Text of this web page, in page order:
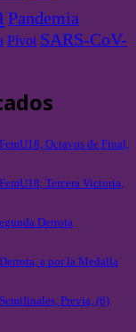
Pandemia
Pívot SARS-CoV-
Octavos de Final,
Tercera Victoria,
Derrota
a por la Medalla
Previa, (6)